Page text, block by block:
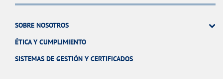
SOBRE NOSOTROS
ÉTICA Y CUMPLIMIENTO
SISTEMAS DE GESTIÓN Y CERTIFICADOS